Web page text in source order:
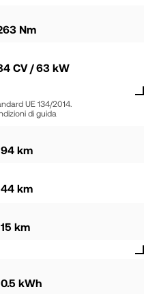
Nm
CV / 63 kW
UE 134/2014.
di guida
km
km
km
kWh